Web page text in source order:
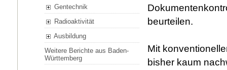
Gentechnik
Radioaktivität
Ausbildung
Weitere Berichte aus Baden-
Württemberg
beurteilen.
Mit
bisher kaum